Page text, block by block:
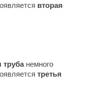
вторая
трубанемного
третья